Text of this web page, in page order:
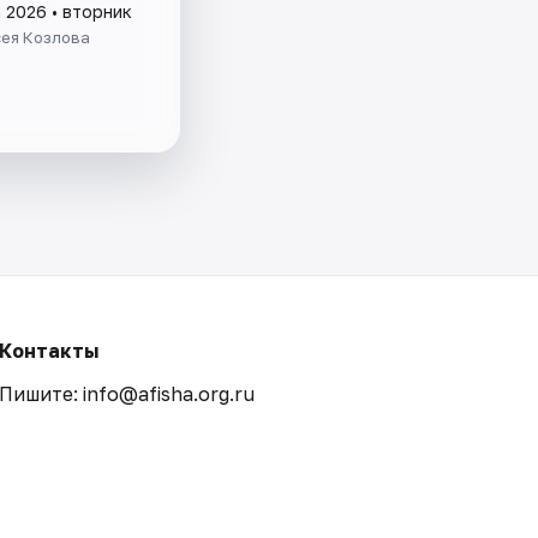
2026 • вторник
Козлова
Контакты
Пишите: info@afisha.org.ru